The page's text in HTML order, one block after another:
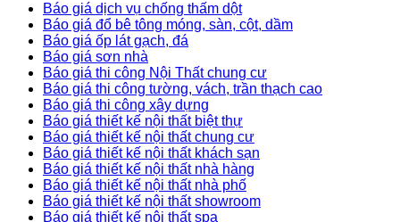
Báo giá dịch vụ chống thấm dột
Báo giá đổ bê tông móng, sàn, cột, dầm
Báo giá ốp lát gạch, đá
Báo giá sơn nhà
Báo giá thi công Nội Thất chung cư
Báo giá thi công tường, vách, trần thạch cao
Báo giá thi công xây dựng
Báo giá thiết kế nội thất biệt thự
Báo giá thiết kế nội thất chung cư
Báo giá thiết kế nội thất khách sạn
Báo giá thiết kế nội thất nhà hàng
Báo giá thiết kế nội thất nhà phố
Báo giá thiết kế nội thất showroom
Báo giá thiết kế nội thất spa